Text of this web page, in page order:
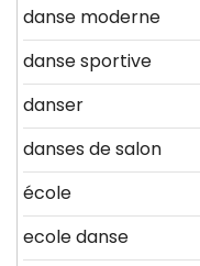
danse moderne
danse sportive
danser
danses de salon
école
ecole danse